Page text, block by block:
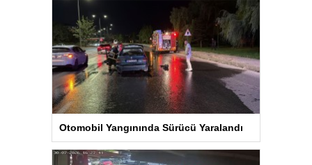
Otomobil Yangınında Sürücü Yaralandı